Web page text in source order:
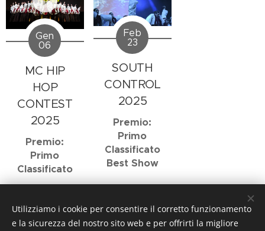
Gen
06
MC HIP
HOP
CONTEST
2025
Premio:
Primo
Classificato
Feb
23
SOUTH
CONTROL
2025
Premio:
Primo
Classificato
Best Show
Utilizziamo i cookie per consentire il corretto funzionamento
e la sicurezza del nostro sito web e per offrirti la migliore